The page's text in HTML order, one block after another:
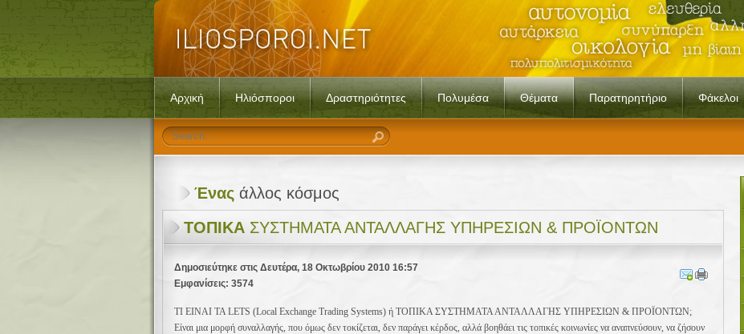
Αρχική Ηλιόσποροι Δραστηριότητες Πολυμέσα Θέματα Παρατηρητήριο Φάκελοι
Ένας άλλος κόσμος
ΤΟΠΙΚΑ ΣΥΣΤΗΜΑΤΑ ΑΝΤΑΛΛΑΓΗΣ ΥΠΗΡΕΣΙΩΝ & ΠΡΟΪΟΝΤΩΝ
Δημοσιεύτηκε στις Δευτέρα, 18 Οκτωβρίου 2010 16:57
Εμφανίσεις: 3574
ΤΙ ΕΙΝΑΙ ΤΑ LETS (Local Exchange Trading Systems) ή ΤΟΠΙΚΑ ΣΥΣΤΗΜΑΤΑ ΑΝΤΑΛΛΑΓΗΣ ΥΠΗΡΕΣΙΩΝ & ΠΡΟΪΟΝΤΩΝ;
Είναι μια μορφή συναλλαγής, που όμως δεν τοκίζεται, δεν παράγει κέρδος, αλλά βοηθάει τις τοπικές κοινωνίες να αναπνεύσουν, να ζήσουν